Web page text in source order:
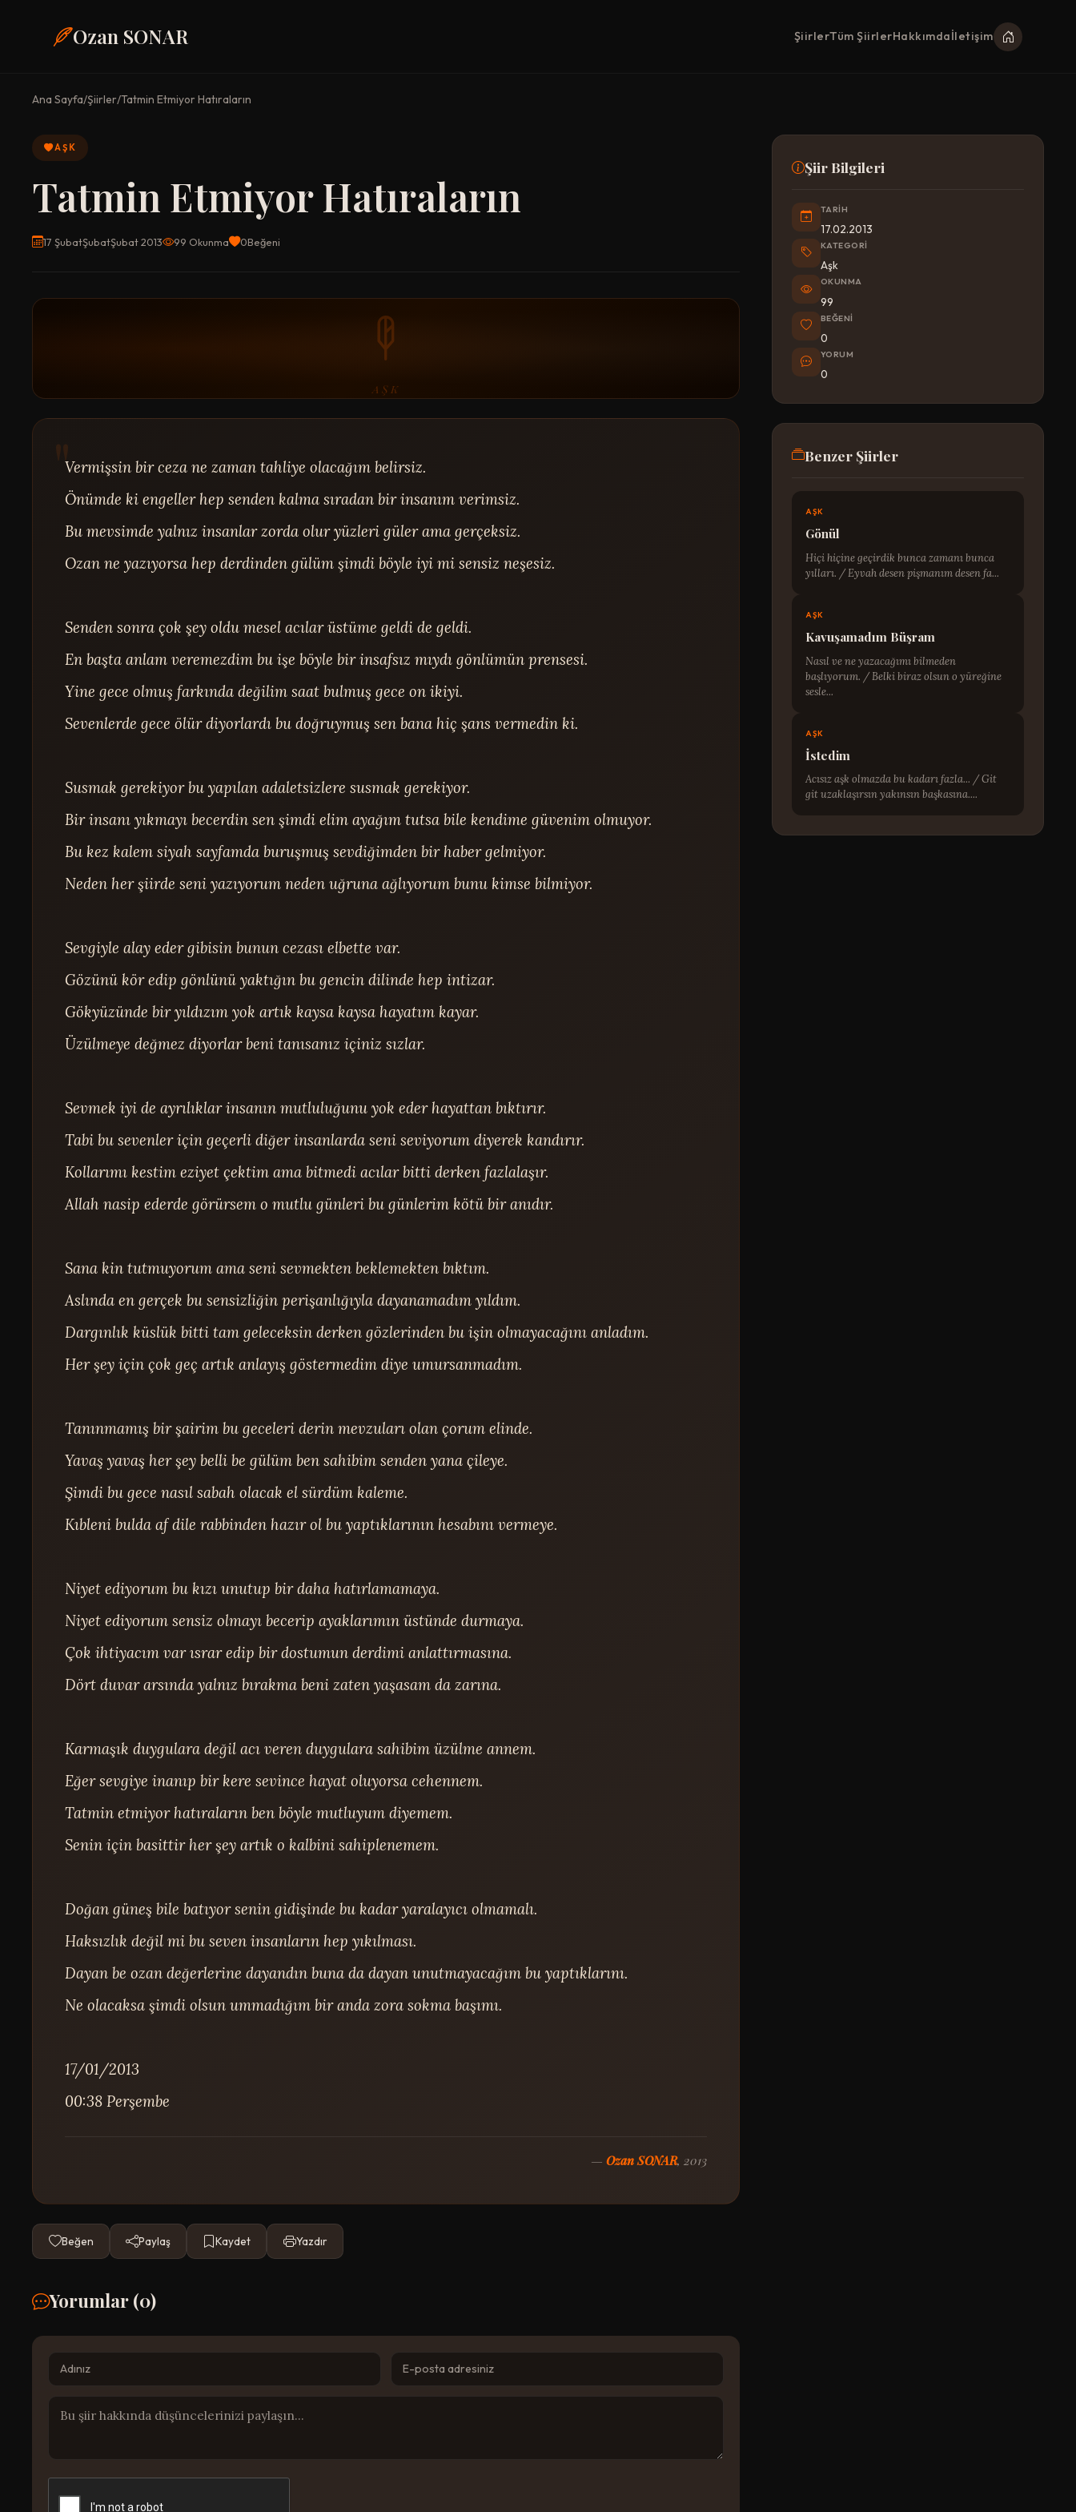
Ozan SONAR ŞiirlerTüm ŞiirlerHakkımdaİletişim
Ana Sayfa/Şiirler/Tatmin Etmiyor Hatıraların
AŞK
Tatmin Etmiyor Hatıraların
17 ŞubatŞubatŞubat 2013 99 Okunma 0Beğeni
AŞK
Vermişsin bir ceza ne zaman tahliye olacağım belirsiz.
Önümde ki engeller hep senden kalma sıradan bir insanım verimsiz.
Bu mevsimde yalnız insanlar zorda olur yüzleri güler ama gerçeksiz.
Ozan ne yazıyorsa hep derdinden gülüm şimdi böyle iyi mi sensiz neşesiz.
Senden sonra çok şey oldu mesel acılar üstüme geldi de geldi.
En başta anlam veremezdim bu işe böyle bir insafsız mıydı gönlümün prensesi.
Yine gece olmuş farkında değilim saat bulmuş gece on ikiyi.
Sevenlerde gece ölür diyorlardı bu doğruymuş sen bana hiç şans vermedin ki.
Susmak gerekiyor bu yapılan adaletsizlere susmak gerekiyor.
Bir insanı yıkmayı becerdin sen şimdi elim ayağım tutsa bile kendime güvenim olmuyor.
Bu kez kalem siyah sayfamda buruşmuş sevdiğimden bir haber gelmiyor.
Neden her şiirde seni yazıyorum neden uğruna ağlıyorum bunu kimse bilmiyor.
Sevgiyle alay eder gibisin bunun cezası elbette var.
Gözünü kör edip gönlünü yaktığın bu gencin dilinde hep intizar.
Gökyüzünde bir yıldızım yok artık kaysa kaysa hayatım kayar.
Üzülmeye değmez diyorlar beni tanısanız içiniz sızlar.
Sevmek iyi de ayrılıklar insanın mutluluğunu yok eder hayattan bıktırır.
Tabi bu sevenler için geçerli diğer insanlarda seni seviyorum diyerek kandırır.
Kollarımı kestim eziyet çektim ama bitmedi acılar bitti derken fazlalaşır.
Allah nasip ederde görürsem o mutlu günleri bu günlerim kötü bir anıdır.
Sana kin tutmuyorum ama seni sevmekten beklemekten bıktım.
Aslında en gerçek bu sensizliğin perişanlığıyla dayanamadım yıldım.
Dargınlık küslük bitti tam geleceksin derken gözlerinden bu işin olmayacağını anladım.
Her şey için çok geç artık anlayış göstermedim diye umursanmadım.
Tanınmamış bir şairim bu geceleri derin mevzuları olan çorum elinde.
Yavaş yavaş her şey belli be gülüm ben sahibim senden yana çileye.
Şimdi bu gece nasıl sabah olacak el sürdüm kaleme.
Kıbleni bulda af dile rabbinden hazır ol bu yaptıklarının hesabını vermeye.
Niyet ediyorum bu kızı unutup bir daha hatırlamamaya.
Niyet ediyorum sensiz olmayı becerip ayaklarımın üstünde durmaya.
Çok ihtiyacım var ısrar edip bir dostumun derdimi anlattırmasına.
Dört duvar arsında yalnız bırakma beni zaten yaşasam da zarına.
Karmaşık duygulara değil acı veren duygulara sahibim üzülme annem.
Eğer sevgiye inanıp bir kere sevince hayat oluyorsa cehennem.
Tatmin etmiyor hatıraların ben böyle mutluyum diyemem.
Senin için basittir her şey artık o kalbini sahiplenemem.
Doğan güneş bile batıyor senin gidişinde bu kadar yaralayıcı olmamalı.
Haksızlık değil mi bu seven insanların hep yıkılması.
Dayan be ozan değerlerine dayandın buna da dayan unutmayacağım bu yaptıklarını.
Ne olacaksa şimdi olsun ummadığım bir anda zora sokma başımı.
17/01/2013
00:38 Perşembe
— Ozan SONAR, 2013
Beğen Paylaş Kaydet Yazdır
Yorumlar (0)
Şiir Bilgileri
TARIH
17.02.2013
KATEGORI
Aşk
OKUNMA
99
BEĞENI
0
YORUM
0
Benzer Şiirler
AŞK
Gönül
Hiçi hiçine geçirdik bunca zamanı bunca
yılları. / Eyvah desen pişmanım desen fa...
AŞK
Kavuşamadım Büşram
Nasıl ve ne yazacağımı bilmeden
başlıyorum. / Belki biraz olsun o yüreğine
sesle...
AŞK
İstedim
Acısız aşk olmazda bu kadarı fazla... / Git
git uzaklaşırsın yakınsın başkasına....